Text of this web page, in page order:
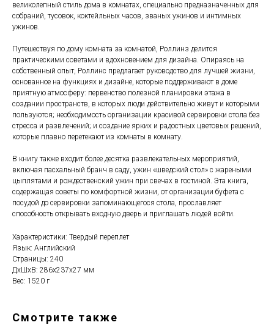
великолепный стиль дома в комнатах, специально предназначенных для
собраний, тусовок, коктейльных часов, званых ужинов и интимных
ужинов.
Путешествуя по дому комната за комнатой, Роллинз делится
практическими советами и вдохновением для дизайна. Опираясь на
собственный опыт, Роллинс предлагает руководство для лучшей жизни,
основанное на функциях и дизайне, которые поддерживают в доме
приятную атмосферу: первенство полезной планировки этажа в
создании пространств, в которых люди действительно живут и которыми
пользуются; необходимость организации красивой сервировки стола без
стресса и развлечений; и создание ярких и радостных цветовых решений,
которые плавно перетекают из комнаты в комнату.
В книгу также входит более десятка развлекательных мероприятий,
включая пасхальный бранч в саду, ужин «шведский стол» с жареными
цыплятами и рождественский ужин при свечах в гостиной. Эта книга,
содержащая советы по комфортной жизни, от организации буфета с
посудой до сервировки запоминающегося стола, прославляет
способность открывать входную дверь и приглашать людей войти.
Характеристики: Твердый переплет
Язык: Английский
Страницы: 240
ДxШxВ: 286x237x27 мм
Вес: 1520 г
Смотрите также